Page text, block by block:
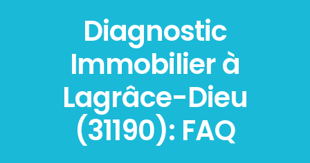
Diagnostic
Immobilier à
Lagrâce-Dieu
(31190): FAQ